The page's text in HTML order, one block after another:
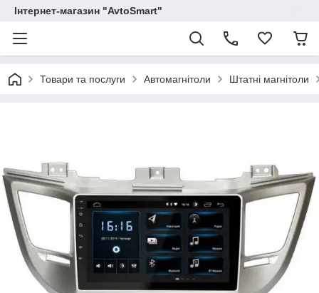
Інтернет-магазин "AvtoSmart"
Товари та послуги Автомагнітоли Штатні магнітоли